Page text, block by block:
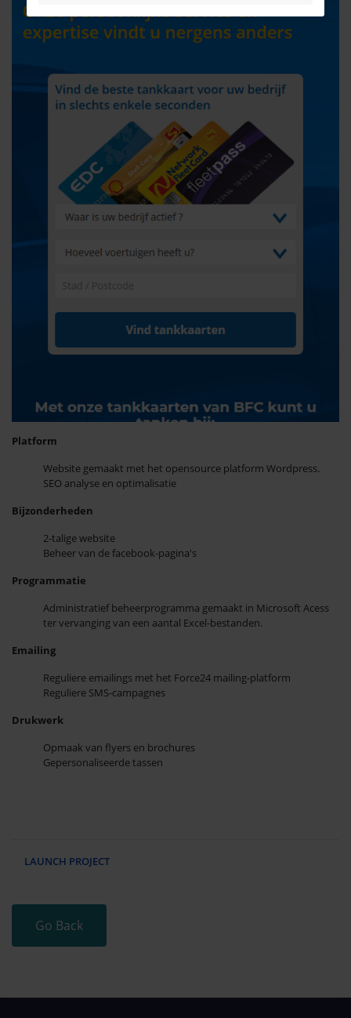
Platform
Website gemaakt met het opensource platform Wordpress.
SEO analyse en optimalisatie
Bijzonderheden
2-talige website
Beheer van de facebook-pagina's
Programmatie
Administratief beheerprogramma gemaakt in Microsoft Acess
ter vervanging van een aantal Excel-bestanden.
Emailing
Reguliere emailings met het Force24 mailing-platform
Reguliere SMS-campagnes
Drukwerk
Opmaak van flyers en brochures
Gepersonaliseerde tassen
LAUNCH PROJECT
Go Back